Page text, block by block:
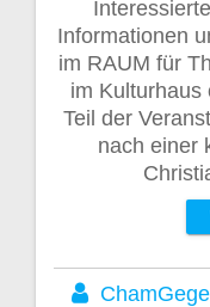
Informationen
im RAUM für
im Kulturhaus
Teil der
nach einer